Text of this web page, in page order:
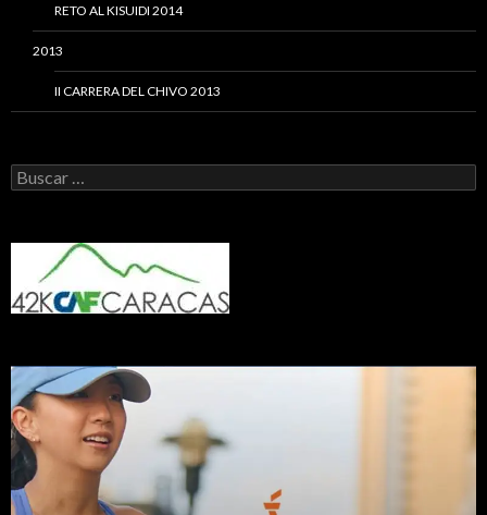
RETO AL KISUIDI 2014
2013
II CARRERA DEL CHIVO 2013
Buscar: